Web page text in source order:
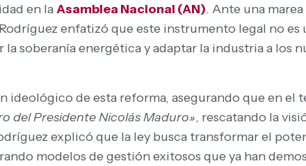
en laAsamblea Nacional (AN). Ante una
enfatizó que este instrumento legal no es
soberanía energética y adaptar la industria a los
ideológico de esta reforma, asegurando que en el
del Presidente Nicolás Maduro», rescatando la
explicó que la ley busca transformar el
modelos de gestión exitosos que ya han